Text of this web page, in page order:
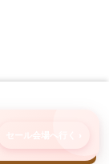
セール会場へ行く